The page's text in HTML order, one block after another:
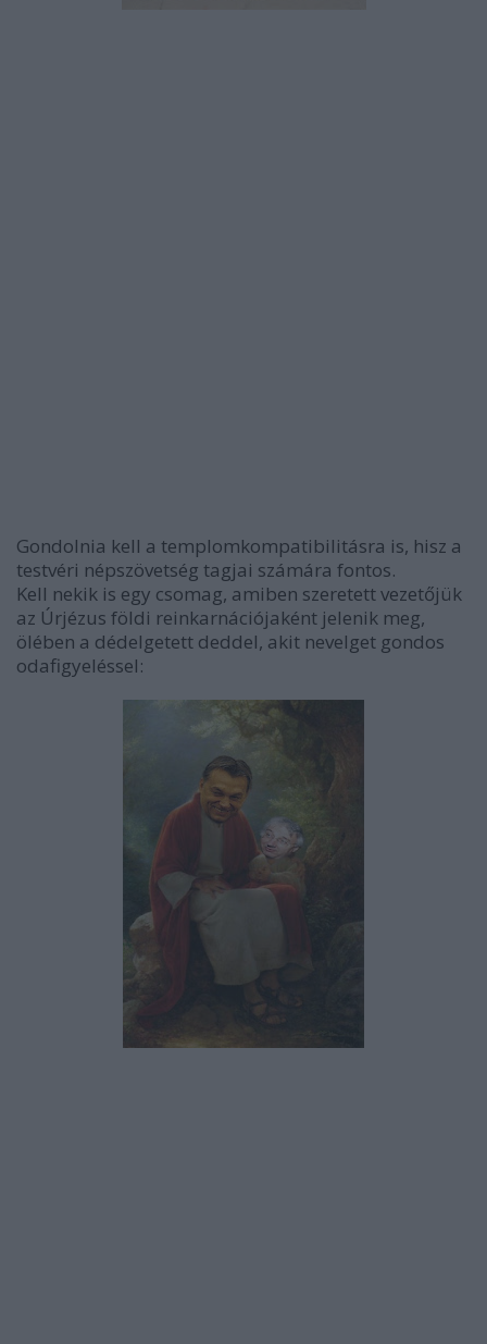
Gondolnia kell a templomkompatibilitásra is, hisz a
testvéri népszövetség tagjai számára fontos.
Kell nekik is egy csomag, amiben szeretett vezetőjük
az Úrjézus földi reinkarnációjaként jelenik meg,
ölében a dédelgetett deddel, akit nevelget gondos
odafigyeléssel: